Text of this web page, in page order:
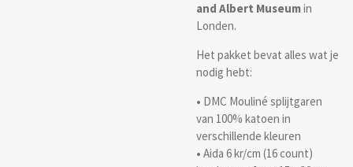
and Albert Museumin
Londen.
Het pakket bevat alles wat je
nodig hebt:
• DMC Mouliné splijtgaren
van 100% katoen in
verschillende kleuren
• Aida 6 kr/cm (16 count)